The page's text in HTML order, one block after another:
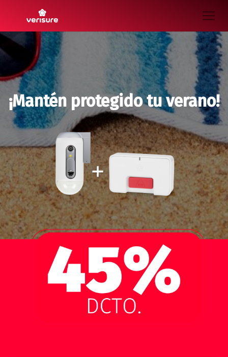
¡Mantén protegido tu verano!